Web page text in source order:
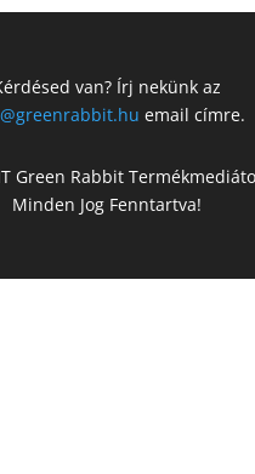
van? Írj nekünk az
email címre.
Green Rabbit
Minden Jog Fenntartva!